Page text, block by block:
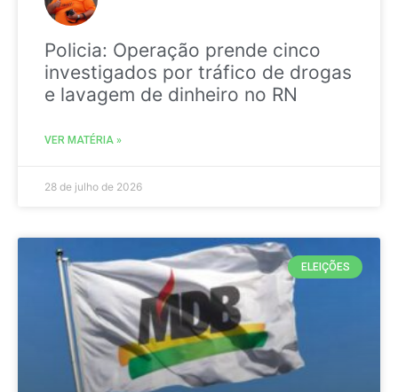
Policia: Operação prende cinco
investigados por tráfico de drogas
e lavagem de dinheiro no RN
VER MATÉRIA »
28 de julho de 2026
ELEIÇÕES